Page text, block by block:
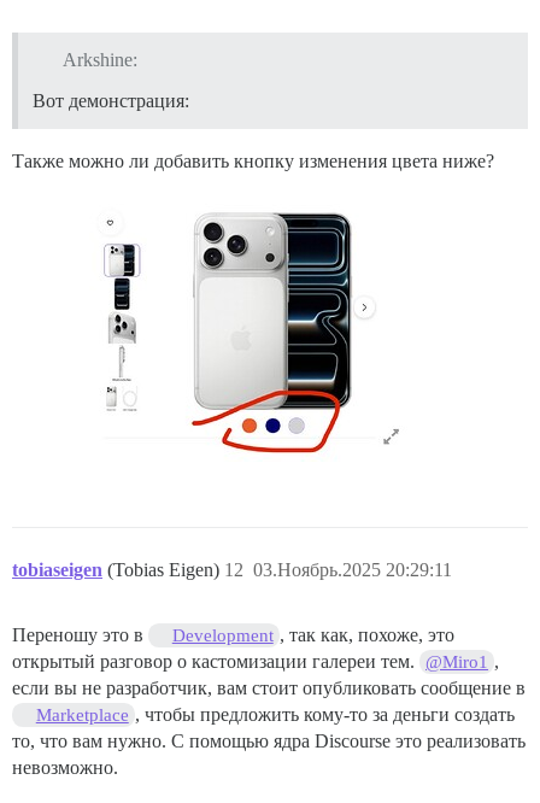
Arkshine:
Вот демонстрация:
Также можно ли добавить кнопку изменения цвета ниже?
tobiaseigen (Tobias Eigen) 03.Ноябрь.2025 20:29:11
12
Переношу это в Development , так как, похоже, это
открытый разговор о кастомизации галереи тем.
@Miro1 ,
если вы не разработчик, вам стоит опубликовать сообщение в
Marketplace , чтобы предложить кому-то за деньги создать
то, что вам нужно. С помощью ядра Discourse это реализовать
невозможно.